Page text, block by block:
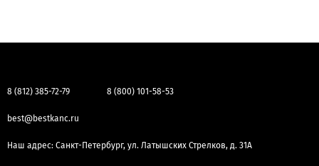
8 (812) 385-72-79 8 (800) 101-58-53
best@bestkanc.ru
Наш адрес: Санкт-Петербург, ул. Латышских Стрелков, д. 31А